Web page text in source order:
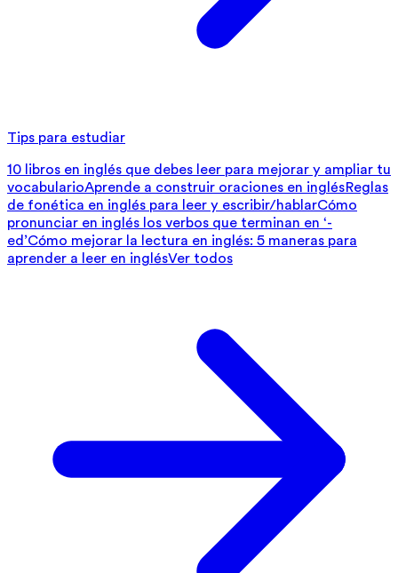
Tips para estudiar
10 libros en inglés que debes leer para mejorar y ampliar tu
vocabularioAprende a construir oraciones en inglésReglas
de fonética en inglés para leer y escribir/hablarCómo
pronunciar en inglés los verbos que terminan en ‘-
ed’Cómo mejorar la lectura en inglés: 5 maneras para
aprender a leer en inglésVer todos